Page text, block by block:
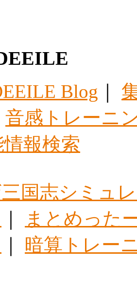
Blog
音感トレーニ
報検索
国志シミュ
まとめった
暗算トレー